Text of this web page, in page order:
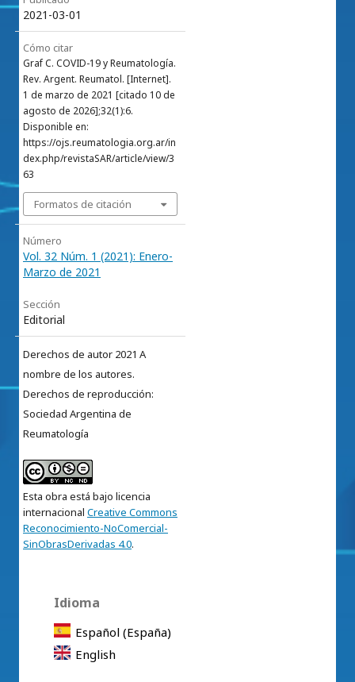
2021-03-01
Cómo citar
Graf C. COVID-19 y Reumatología.
Rev. Argent. Reumatol. [Internet].
1 de marzo de 2021 [citado 10 de
agosto de 2026];32(1):6.
Disponible en:
https://ojs.reumatologia.org.ar/in
dex.php/revistaSAR/article/view/3
63
Formatos de citación
Número
Vol. 32 Núm. 1 (2021): Enero-
Marzo de 2021
Sección
Editorial
Derechos de autor 2021 A
nombre de los autores.
Derechos de reproducción:
Sociedad Argentina de
Reumatología
Esta obra está bajo licencia
internacional Creative Commons
Reconocimiento-NoComercial-
SinObrasDerivadas 4.0.
Idioma
Español (España)
English